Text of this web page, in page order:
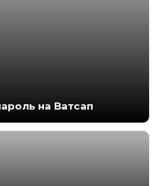
на Ватсап